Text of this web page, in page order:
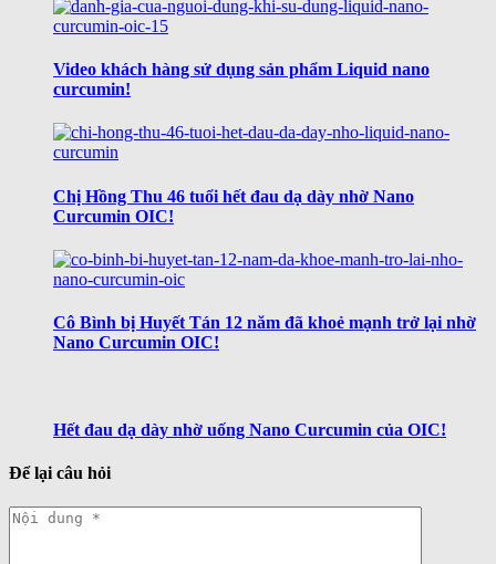
Video khách hàng sử dụng sản phẩm Liquid nano
curcumin!
Chị Hồng Thu 46 tuổi hết đau dạ dày nhờ Nano
Curcumin OIC!
Cô Bình bị Huyết Tán 12 năm đã khoẻ mạnh trở lại nhờ
Nano Curcumin OIC!
Hết đau dạ dày nhờ uống Nano Curcumin của OIC!
Để lại câu hỏi